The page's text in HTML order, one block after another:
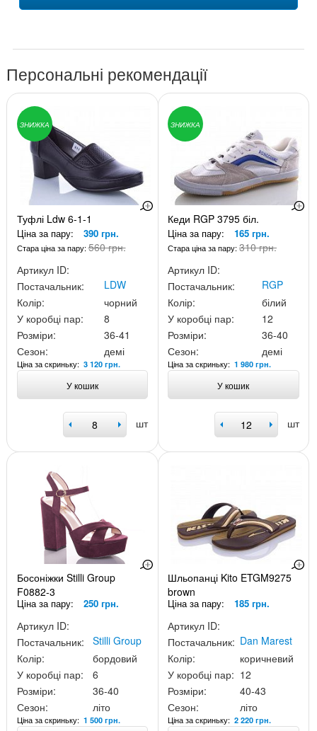
Персональні рекомендації
ЗНИЖКА
Туфлі Ldw 6-1-1
Ціна за пару: 390 грн.
Стара ціна за пару:560 грн.
Артикул ID:
Постачальник:
LDW
Колір:
чорний
У коробці пар:
8
Розміри:
36-41
Сезон:
демі
Ціна за скриньку: 3 120 грн.
У кошик
шт
ЗНИЖКА
Кеди RGP 3795 біл.
Ціна за пару: 165 грн.
Стара ціна за пару:310 грн.
Артикул ID:
Постачальник:
RGP
Колір:
білий
У коробці пар:
12
Розміри:
36-40
Сезон:
демі
Ціна за скриньку:1 980 грн.
У кошик
шт
Босоніжки Stilli Group
F0882-3
Ціна за пару: 250 грн.
Артикул ID:
Постачальник:
Stilli Group
Колір:
бордовий
У коробці пар:
6
Розміри:
36-40
Сезон:
літо
Ціна за скриньку: 1 500 грн.
Шльопанці Kito ETGM9275
brown
Ціна за пару: 185 грн.
Артикул ID:
Постачальник: Dan Marest
Колір:
коричневий
У коробці пар: 12
Розміри:
40-43
Сезон:
літо
Ціна за скриньку:2 220 грн.